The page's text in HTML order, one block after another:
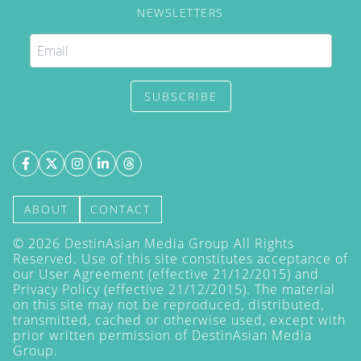
NEWSLETTERS
SUBSCRIBE
ABOUT CONTACT
© 2026 DestinAsian Media Group All Rights
Reserved. Use of this site constitutes acceptance of
our User Agreement (effective 21/12/2015) and
Privacy Policy (effective 21/12/2015). The material
on this site may not be reproduced, distributed,
transmitted, cached or otherwise used, except with
prior written permission of DestinAsian Media
Group.